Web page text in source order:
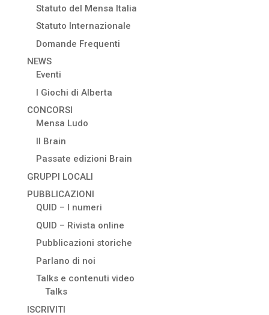
Statuto del Mensa Italia
Statuto Internazionale
Domande Frequenti
NEWS
Eventi
I Giochi di Alberta
CONCORSI
Mensa Ludo
Il Brain
Passate edizioni Brain
GRUPPI LOCALI
PUBBLICAZIONI
QUID – I numeri
QUID – Rivista online
Pubblicazioni storiche
Parlano di noi
Talks e contenuti video
Talks
ISCRIVITI